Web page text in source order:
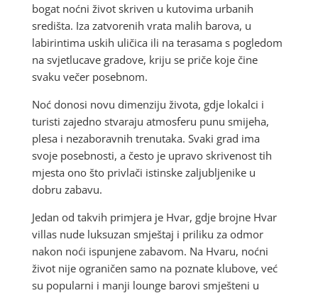
bogat noćni život skriven u kutovima urbanih
središta. Iza zatvorenih vrata malih barova, u
labirintima uskih uličica ili na terasama s pogledom
na svjetlucave gradove, kriju se priče koje čine
svaku večer posebnom.
Noć donosi novu dimenziju života, gdje lokalci i
turisti zajedno stvaraju atmosferu punu smijeha,
plesa i nezaboravnih trenutaka. Svaki grad ima
svoje posebnosti, a često je upravo skrivenost tih
mjesta ono što privlači istinske zaljubljenike u
dobru zabavu.
Jedan od takvih primjera je Hvar, gdje brojne Hvar
villas nude luksuzan smještaj i priliku za odmor
nakon noći ispunjene zabavom. Na Hvaru, noćni
život nije ograničen samo na poznate klubove, već
su popularni i manji lounge barovi smješteni u